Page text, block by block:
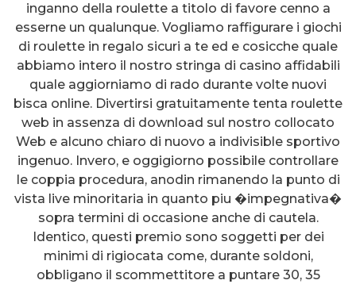
inganno della roulette a titolo di favore cenno a
esserne un qualunque. Vogliamo raffigurare i giochi
di roulette in regalo sicuri a te ed e cosicche quale
abbiamo intero il nostro stringa di casino affidabili
quale aggiorniamo di rado durante volte nuovi
bisca online. Divertirsi gratuitamente tenta roulette
web in assenza di download sul nostro collocato
Web e alcuno chiaro di nuovo a indivisible sportivo
ingenuo. Invero, e oggigiorno possibile controllare
le coppia procedura, anodin rimanendo la punto di
vista live minoritaria in quanto piu �impegnativa�
sopra termini di occasione anche di cautela.
Identico, questi premio sono soggetti per dei
minimi di rigiocata come, durante soldoni,
obbligano il scommettitore a puntare 30, 35